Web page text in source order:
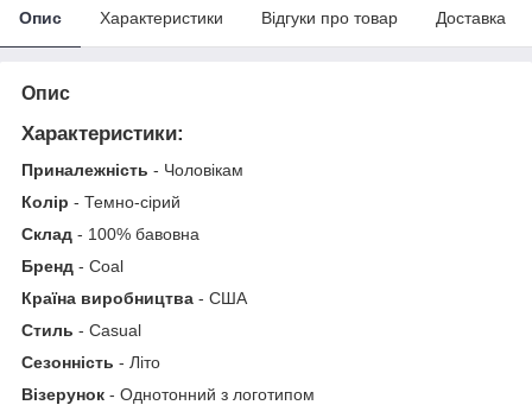
Опис Характеристики Відгуки про товар Доставка
Опис
Характеристики:
Приналежність - Чоловікам
Колір - Темно-сірий
Склад - 100% бавовна
Бренд - Coal
Країна виробництва - США
Стиль - Casual
Сезонність - Літо
Візерунок - Однотонний з логотипом